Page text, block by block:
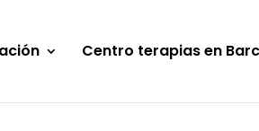
Centro terapias en